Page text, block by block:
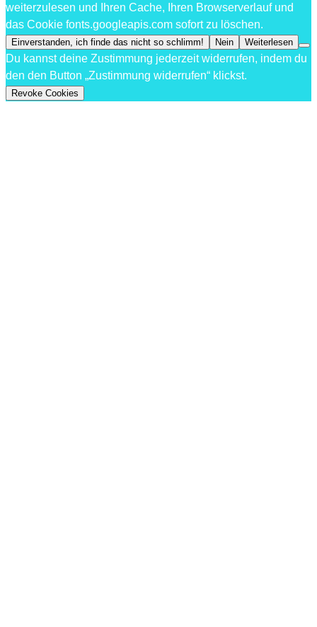
weiterzulesen und Ihren Cache, Ihren Browserverlauf und
das Cookie fonts.googleapis.com sofort zu löschen.
Einverstanden, ich finde das nicht so schlimm! Nein Weiterlesen
Du kannst deine Zustimmung jederzeit widerrufen, indem du
den den Button „Zustimmung widerrufen“ klickst.
Revoke Cookies